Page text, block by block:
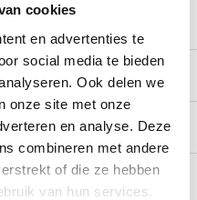
cookies
en advertenties te
social media te bieden
Ook delen we
onze site met onze
en analyse. Deze
combineren met andere
of die ze hebben
van hun services.